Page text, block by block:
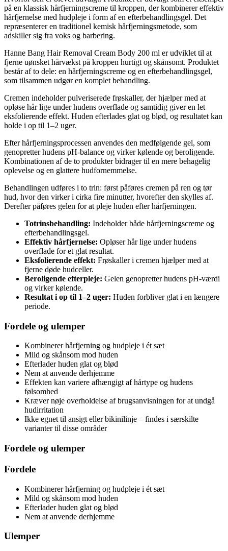
på en klassisk hårfjerningscreme til kroppen, der kombinerer effektiv
hårfjernelse med hudpleje i form af en efterbehandlingsgel. Det
repræsenterer en traditionel kemisk hårfjerningsmetode, som
adskiller sig fra voks og barbering.
Hanne Bang Hair Removal Cream Body 200 ml er udviklet til at
fjerne uønsket hårvækst på kroppen hurtigt og skånsomt. Produktet
består af to dele: en hårfjerningscreme og en efterbehandlingsgel,
som tilsammen udgør en komplet behandling.
Cremen indeholder pulveriserede frøskaller, der hjælper med at
opløse hår lige under hudens overflade og samtidig giver en let
eksfolierende effekt. Huden efterlades glat og blød, og resultatet kan
holde i op til 1–2 uger.
Efter hårfjerningsprocessen anvendes den medfølgende gel, som
genopretter hudens pH-balance og virker kølende og beroligende.
Kombinationen af de to produkter bidrager til en mere behagelig
oplevelse og en glattere hudfornemmelse.
Behandlingen udføres i to trin: først påføres cremen på ren og tør
hud, hvor den virker i cirka fire minutter, hvorefter den skylles af.
Derefter påføres gelen for at pleje huden efter hårfjerningen.
Totrinsbehandling: Indeholder både hårfjerningscreme og
efterbehandlingsgel.
Effektiv hårfjernelse: Opløser hår lige under hudens
overflade for et glat resultat.
Eksfolierende effekt: Frøskaller i cremen hjælper med at
fjerne døde hudceller.
Beroligende efterpleje: Gelen genopretter hudens pH-værdi
og virker kølende.
Resultat i op til 1–2 uger: Huden forbliver glat i en længere
periode.
Fordele og ulemper
Kombinerer hårfjerning og hudpleje i ét sæt
Mild og skånsom mod huden
Efterlader huden glat og blød
Nem at anvende derhjemme
Effekten kan variere afhængigt af hårtype og hudens
følsomhed
Kræver nøje overholdelse af brugsanvisningen for at undgå
hudirritation
Ikke egnet til ansigt eller bikinilinje – findes i særskilte
varianter til disse områder
Fordele og ulemper
Fordele
Kombinerer hårfjerning og hudpleje i ét sæt
Mild og skånsom mod huden
Efterlader huden glat og blød
Nem at anvende derhjemme
Ulemper